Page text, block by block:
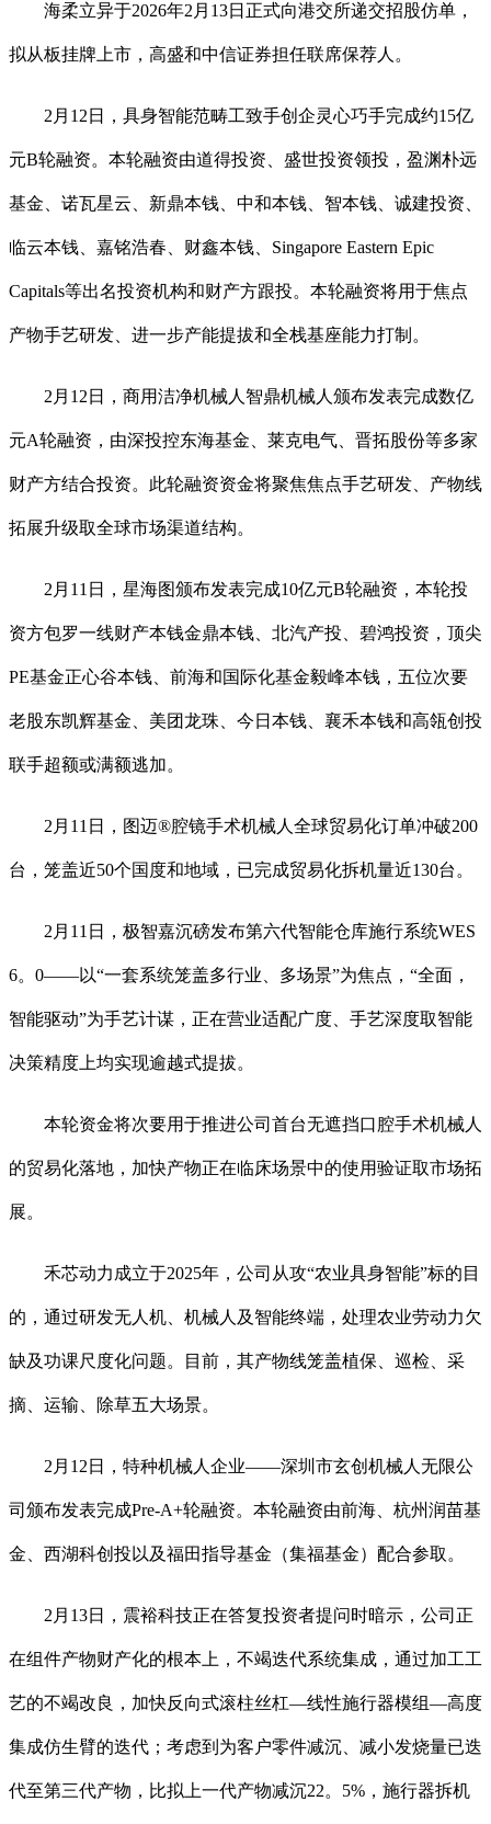
海柔立异于2026年2月13日正式向港交所递交招股仿单，
拟从板挂牌上市，高盛和中信证券担任联席保荐人。
2月12日，具身智能范畴工致手创企灵心巧手完成约15亿
元B轮融资。本轮融资由道得投资、盛世投资领投，盈渊朴远
基金、诺瓦星云、新鼎本钱、中和本钱、智本钱、诚建投资、
临云本钱、嘉铭浩春、财鑫本钱、Singapore Eastern Epic
Capitals等出名投资机构和财产方跟投。本轮融资将用于焦点
产物手艺研发、进一步产能提拔和全栈基座能力打制。
2月12日，商用洁净机械人智鼎机械人颁布发表完成数亿
元A轮融资，由深投控东海基金、莱克电气、晋拓股份等多家
财产方结合投资。此轮融资资金将聚焦焦点手艺研发、产物线
拓展升级取全球市场渠道结构。
2月11日，星海图颁布发表完成10亿元B轮融资，本轮投
资方包罗一线财产本钱金鼎本钱、北汽产投、碧鸿投资，顶尖
PE基金正心谷本钱、前海和国际化基金毅峰本钱，五位次要
老股东凯辉基金、美团龙珠、今日本钱、襄禾本钱和高瓴创投
联手超额或满额逃加。
2月11日，图迈®腔镜手术机械人全球贸易化订单冲破200
台，笼盖近50个国度和地域，已完成贸易化拆机量近130台。
2月11日，极智嘉沉磅发布第六代智能仓库施行系统WES
6。0——以“一套系统笼盖多行业、多场景”为焦点，“全面，
智能驱动”为手艺计谋，正在营业适配广度、手艺深度取智能
决策精度上均实现逾越式提拔。
本轮资金将次要用于推进公司首台无遮挡口腔手术机械人
的贸易化落地，加快产物正在临床场景中的使用验证取市场拓
展。
禾芯动力成立于2025年，公司从攻“农业具身智能”标的目
的，通过研发无人机、机械人及智能终端，处理农业劳动力欠
缺及功课尺度化问题。目前，其产物线笼盖植保、巡检、采
摘、运输、除草五大场景。
2月12日，特种机械人企业——深圳市玄创机械人无限公
司颁布发表完成Pre-A+轮融资。本轮融资由前海、杭州润苗基
金、西湖科创投以及福田指导基金（集福基金）配合参取。
2月13日，震裕科技正在答复投资者提问时暗示，公司正
在组件产物财产化的根本上，不竭迭代系统集成，通过加工工
艺的不竭改良，加快反向式滚柱丝杠—线性施行器模组—高度
集成仿生臂的迭代；考虑到为客户零件减沉、减小发烧量已迭
代至第三代产物，比拟上一代产物减沉22。5%，施行器拆机